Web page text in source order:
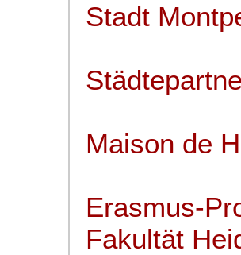
Stadt
Maison de
Erasmus-
Fakultät